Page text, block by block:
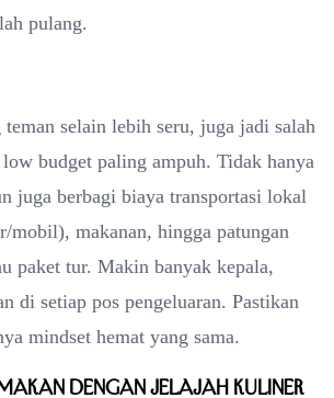
pulang.
teman selain lebih seru, juga jadi salah
budget paling ampuh. Tidak hanya
juga berbagi biaya transportasi lokal
mobil), makanan, hingga patungan
paket tur. Makin banyak kepala,
di setiap pos pengeluaran. Pastikan
mindset hemat yang sama.
makan dengan jelajah kuliner